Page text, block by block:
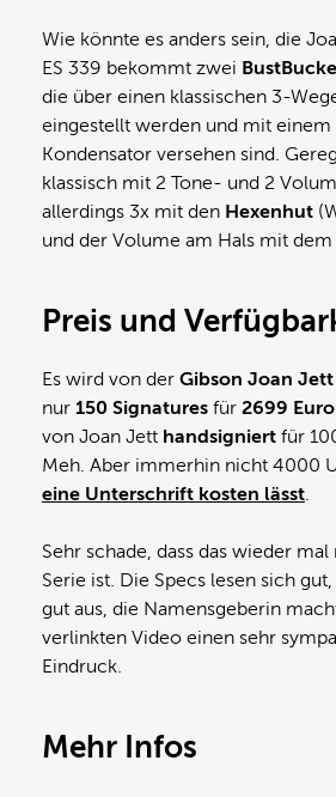
Wie könnte es anders sein, die
ES 339 bekommt zwei
die über einen klassischen 3-
eingestellt werden und mit einem
Kondensator versehen sind.
klassisch mit 2 Tone- und 2
allerdings 3x mit den Hexenhut
und der Volume am Hals mit dem
Preis und
Es wird von der Gibson Joan Jett
nur 150 Signatures für 2699 Euro
von Joan Jett handsigniert für
Meh. Aber immerhin nicht 4000
eine Unterschrift kosten lässt
Sehr schade, dass das wieder
Serie ist. Die Specs lesen sich
gut aus, die Namensgeberin
verlinkten Video einen sehr
Eindruck.
Mehr Infos